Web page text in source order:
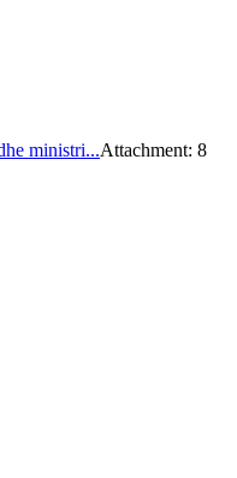
ministri...Attachment: 8